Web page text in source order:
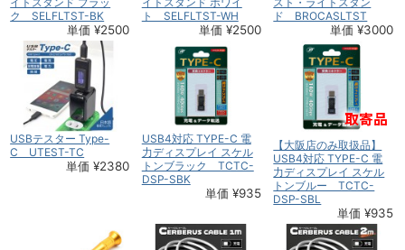
ク SELFLTST-BK
単価 ¥2500
ト SELFLTST-WH
単価 ¥2500
ド BROCASLTST
単価 ¥3000
USBテスター Type-
C UTEST-TC
単価 ¥2380
USB4対応 TYPE-C 電
力ディスプレイ スケル
トンブラック TCTC-
DSP-SBK
単価 ¥935
【大阪店のみ取扱品】
USB4対応 TYPE-C 電
力ディスプレイ スケル
トンブルー TCTC-
DSP-SBL
単価 ¥935